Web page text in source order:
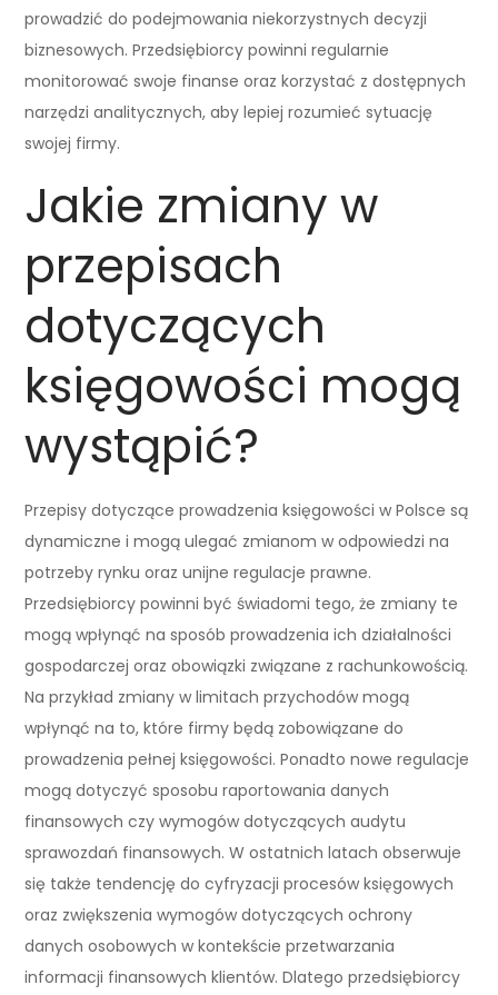
prowadzić do podejmowania niekorzystnych decyzji
biznesowych. Przedsiębiorcy powinni regularnie
monitorować swoje finanse oraz korzystać z dostępnych
narzędzi analitycznych, aby lepiej rozumieć sytuację
swojej firmy.
Jakie zmiany w
przepisach
dotyczących
księgowości mogą
wystąpić?
Przepisy dotyczące prowadzenia księgowości w Polsce są
dynamiczne i mogą ulegać zmianom w odpowiedzi na
potrzeby rynku oraz unijne regulacje prawne.
Przedsiębiorcy powinni być świadomi tego, że zmiany te
mogą wpłynąć na sposób prowadzenia ich działalności
gospodarczej oraz obowiązki związane z rachunkowością.
Na przykład zmiany w limitach przychodów mogą
wpłynąć na to, które firmy będą zobowiązane do
prowadzenia pełnej księgowości. Ponadto nowe regulacje
mogą dotyczyć sposobu raportowania danych
finansowych czy wymogów dotyczących audytu
sprawozdań finansowych. W ostatnich latach obserwuje
się także tendencję do cyfryzacji procesów księgowych
oraz zwiększenia wymogów dotyczących ochrony
danych osobowych w kontekście przetwarzania
informacji finansowych klientów. Dlatego przedsiębiorcy